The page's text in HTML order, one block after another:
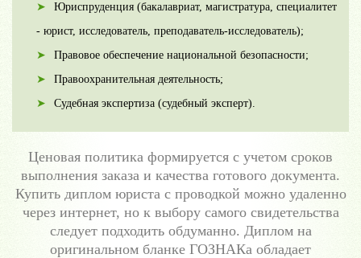
Юриспруденция (бакалавриат, магистратура, специалитет
- юрист, исследователь, преподаватель-исследователь);
Правовое обеспечение национальной безопасности;
Правоохранительная деятельность;
Судебная экспертиза (судебный эксперт).
Ценовая политика формируется с учетом сроков
выполнения заказа и качества готового документа.
Купить диплом юриста с проводкой можно удаленно
через интернет, но к выбору самого свидетельства
следует подходить обдуманно. Диплом на
оригинальном бланке ГОЗНАКа обладает